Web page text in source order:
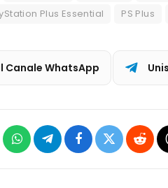
Plus Essential
PS Plus
Canale WhatsApp
WhatsAppTelegramFacebook
X
Reddit